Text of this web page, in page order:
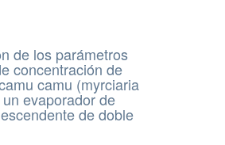
de los parámetros
concentración de
camu (myrciaria
evaporador de
de doble